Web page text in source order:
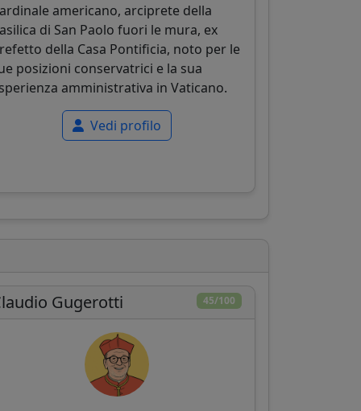
americano, arciprete della
di San Paolo fuori le mura, ex
della Casa Pontificia, noto per le
posizioni conservatrici e la sua
amministrativa in Vaticano.
Vedi profilo
45/100
Gugerotti